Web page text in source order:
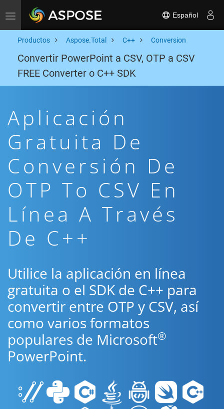
Toggle navigation Español
Productos Aspose.Total C++ Conversion
Convertir PowerPoint a CSV, OTP a CSV
FREE Converter o C++ SDK
Aplicación
Gratuita De
Conversión De
OTP To CSV En
Línea A Través
De C++
Utilice la aplicación en línea
gratuita o el SDK de C++ para
convertir entre OTP y CSV, así
como varios formatos
populares de Microsoft®
PowerPoint.